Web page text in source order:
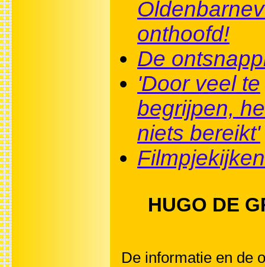
onthoofd!
De
'Door veel te
begrijpen,
niets bereikt'
Filmpjekijken
HUGO DE
De informatie en de